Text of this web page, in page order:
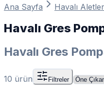
Ana Sayfa Havalı Aletler
Havalı Gres
Havalı Gres
10 ürün Filtreler